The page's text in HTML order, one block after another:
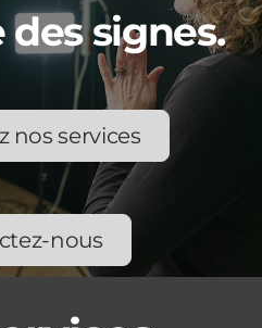
signes.
nos services
nous